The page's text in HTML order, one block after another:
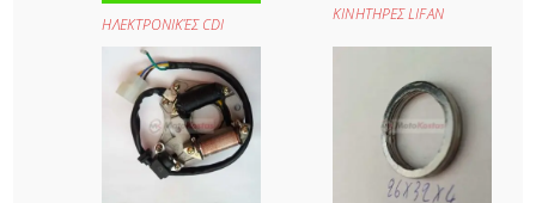
ΗΛΕΚΤΡΟΝΙΚΈΣ CDI
ΚΙΝΗΤΗΡΕΣ LIFAΝ